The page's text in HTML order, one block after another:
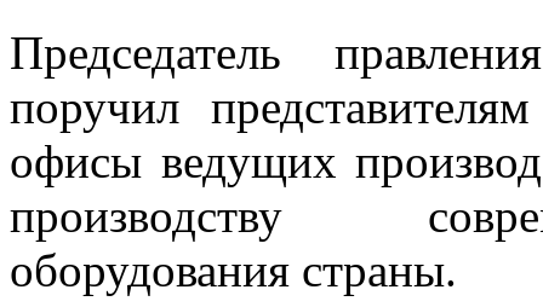
Председатель
поручил
офисы ведущих
производству
оборудования страны.